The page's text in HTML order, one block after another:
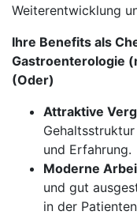
Weiterentwicklung
Ihre Benefits als
Gastroenterologie
(Oder)
Attraktive
und Erfahrung.
Moderne
und gut
in der